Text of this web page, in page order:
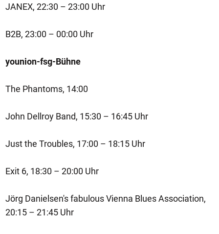
JANEX, 22:30 – 23:00 Uhr
B2B, 23:00 – 00:00 Uhr
younion-fsg-Bühne
The Phantoms, 14:00
John Dellroy Band, 15:30 – 16:45 Uhr
Just the Troubles, 17:00 – 18:15 Uhr
Exit 6, 18:30 – 20:00 Uhr
Jörg Danielsen's fabulous Vienna Blues Association,
20:15 – 21:45 Uhr